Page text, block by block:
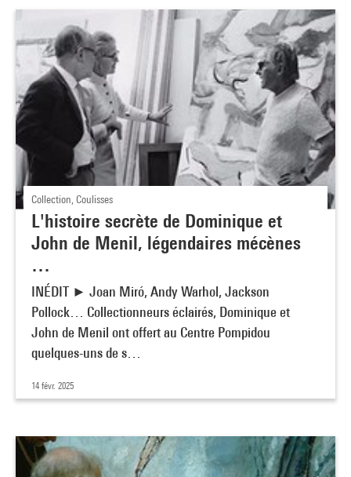
Collection, Coulisses
L'histoire secrète de Dominique et
John de Menil, légendaires mécènes
…
INÉDIT ► Joan Miró, Andy Warhol, Jackson
Pollock… Collectionneurs éclairés, Dominique et
John de Menil ont offert au Centre Pompidou
quelques-uns de s…
14 févr. 2025